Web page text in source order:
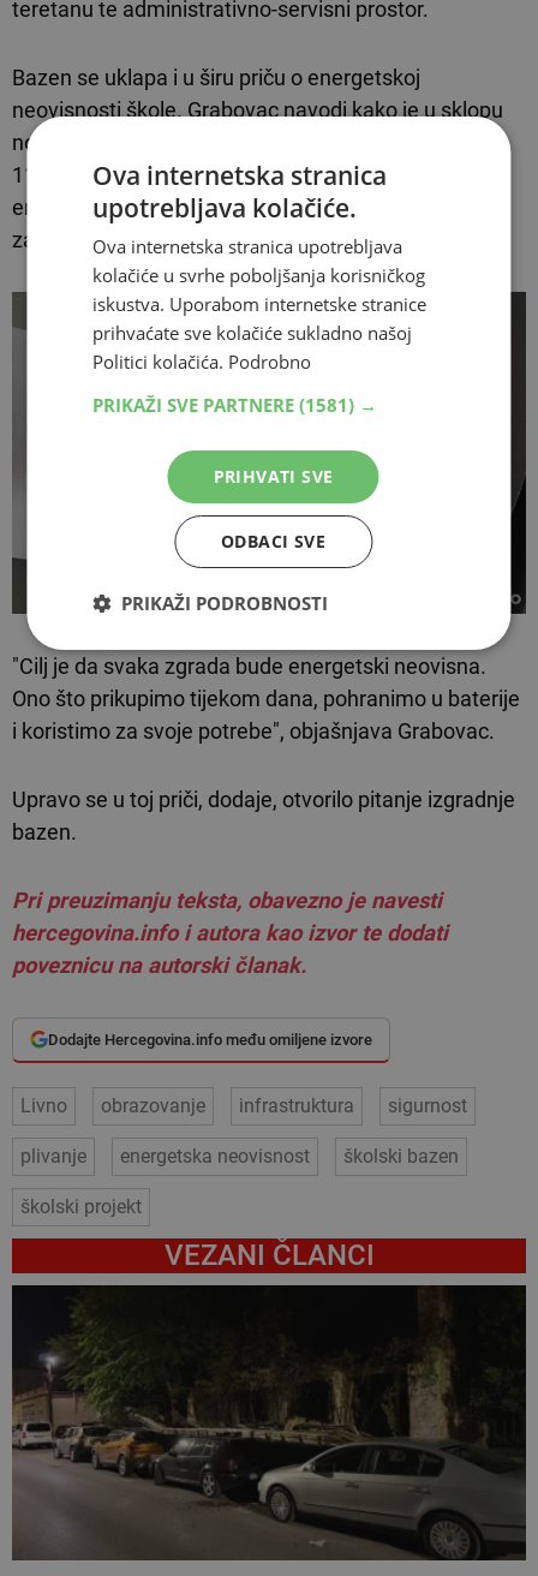
teretanu te administrativno-servisni prostor.
Bazen se uklapa i u širu priču o energetskoj
neovisnosti škole. Grabovac navodi kako je u sklopu
novih projekata planirana solarna elektrana snage
110 kilovata s baterijama za pohranu električne
energije, kako bi škola proizvedenu energiju koristila
za vlastite potrebe.
"Cilj je da svaka zgrada bude energetski neovisna.
Ono što prikupimo tijekom dana, pohranimo u baterije
i koristimo za svoje potrebe", objašnjava Grabovac.
Upravo se u toj priči, dodaje, otvorilo pitanje izgradnje
bazen.
Pri preuzimanju teksta, obavezno je navesti
hercegovina.info i autora kao izvor te dodati
poveznicu na autorski članak.
Dodajte Hercegovina.info među omiljene izvore
Livno obrazovanje infrastruktura sigurnost
plivanje energetska neovisnost školski bazen
školski projekt
VEZANI ČLANCI
Ova internetska stranica
upotrebljava kolačiće.
Ova internetska stranica upotrebljava
kolačiće u svrhe poboljšanja korisničkog
iskustva. Uporabom internetske stranice
prihvaćate sve kolačiće sukladno našoj
Politici kolačića. Podrobno
PRIKAŽI SVE PARTNERE (1581) →
PRIHVATI SVE
ODBACI SVE
PRIKAŽI PODROBNOSTI